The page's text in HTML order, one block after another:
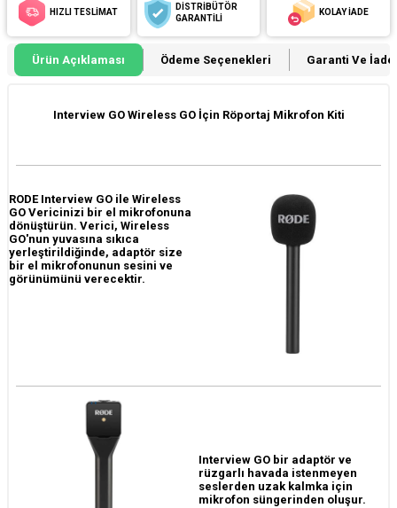
HIZLI TESLİMAT
DİSTRİBÜTÖR
GARANTİLİ
KOLAY İADE
Ürün Açıklaması Ödeme Seçenekleri Garanti Ve İade
Interview GO Wireless GO İçin Röportaj Mikrofon Kiti
RODE Interview GO ile Wireless
GO Vericinizi bir el mikrofonuna
dönüştürün. Verici, Wireless
GO'nun yuvasına sıkıca
yerleştirildiğinde, adaptör size
bir el mikrofonunun sesini ve
görünümünü verecektir.
Interview GO bir adaptör ve
rüzgarlı havada istenmeyen
seslerden uzak kalmka için
mikrofon süngerinden oluşur.